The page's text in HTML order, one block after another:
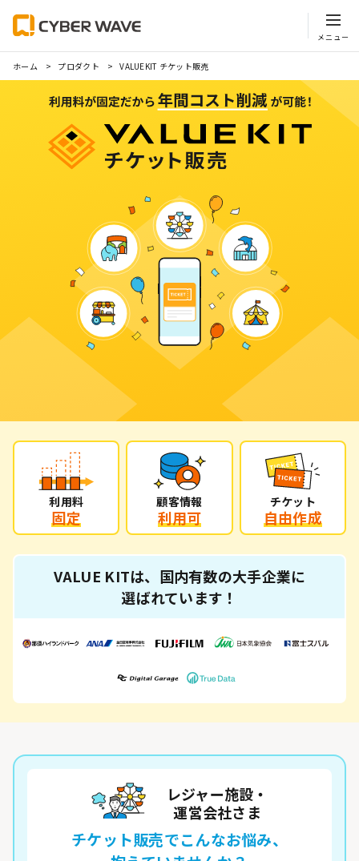
ホーム プロダクト VALUEKIT チケット販売
利用料
固定
顧客情報
利用可
チケット
自由作成
VALUE KITは、国内有数の大手企業に
選ばれています！
レジャー施設・
運営会社さま
チケット販売でこんなお悩み、